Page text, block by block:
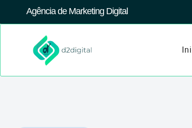
Agência de Marketing Digital